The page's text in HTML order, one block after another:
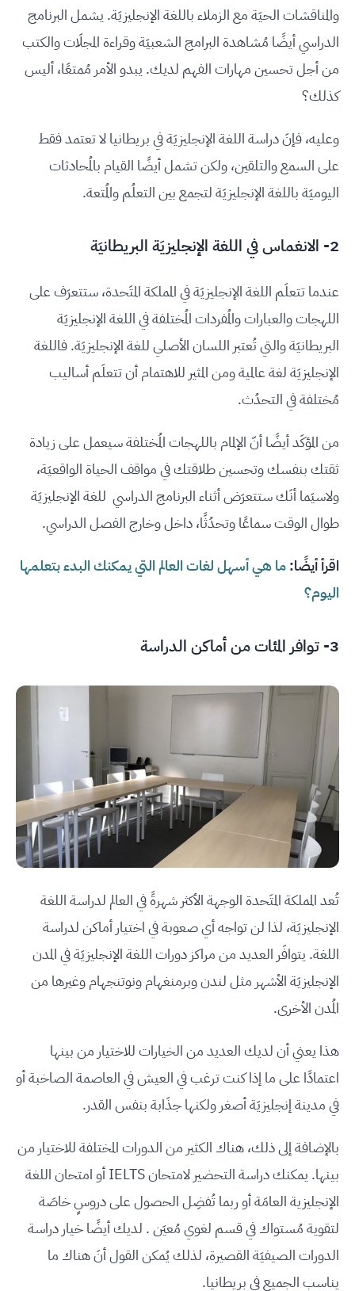
والمناقشات الحيَة مع الزملاء باللغة الإنجليزيَة. يشمل البرنامج
الدراسي أيضًا مُشاهدة البرامج الشعبيَة وقراءة المجلَات والكتب
من أجل تحسين مهارات الفهم لديك. يبدو الأمر مُمتعًا، أليس
كذلك؟
وعليه، فإنَ دراسة اللغة الإنجليزيَة في بريطانيا لا تعتمد فقط
على السمع والتلقين، ولكن تشمل أيضًا القيام بالمُحادثات
اليوميَة باللغة الإنجليزيَة لتجمع بين التعلُم والمُتعة.
2- الانغماس في اللغة الإنجليزيَة البريطانيَة
عندما تتعلَم اللغة الإنجليزيَة في المملكة المتَحدة، ستتعرَف على
اللهجات والعبارات والمُفردات المُختلفة في اللغة الإنجليزيَة
البريطانيَة والتي تُعتبر اللسان الأصلي للغة الإنجليزيَة. فاللغة
الإنجليزيَة لغة عالمية ومن المثير للاهتمام أن تتعلَم أساليب
مُختلفة في التحدُث.
من المؤكَد أيضًا أنّ الإلمام باللهجات المُختلفة سيعمل على زيادة
ثقتك بنفسك وتحسين طلاقتك في مواقف الحياة الواقعيَة،
ولاسيَما أنَك ستتعرَض أثناء البرنامج الدراسي للغة الإنجليزيَة
طوال الوقت سماعًا وتحدُثًا، داخل وخارج الفصل الدراسي.
اقرأ أيضًا:ما هي أسهل لغات العالم التي يمكنك البدء بتعلمها
اليوم؟
3- توافر المئات من أماكن الدراسة
تُعد المملكة المتَحدة الوجهة الأكثر شهرةً في العالم لدراسة اللغة
الإنجليزيَة، لذا لن تواجه أي صعوبة في اختيار أماكن لدراسة
اللغة. يتوافَر العديد من مراكز دورات اللغة الإنجليزيَة في المدن
الإنجليزيَة الأشهر مثل لندن وبرمنغهام ونوتنجهام وغيرها من
المُدن الأخرى.
هذا يعني أن لديك العديد من الخيارات للاختيار من بينها
اعتمادًا على ما إذا كنت ترغب في العيش في العاصمة الصاخبة أو
في مدينة إنجليزيَة أصغر ولكنها جذَابة بنفس القدر.
بالإضافة إلى ذلك، هناك الكثير من الدورات المختلفة للاختيار من
بينها. يمكنك دراسة التحضير لامتحان IELTS أو امتحان اللغة
الإنجليزية العامَة أو ربما تُفضِل الحصول على دروسٍ خاصَة
لتقوية مُستواك في قسم لغوي مُعيَن . لديك أيضًا خيار دراسة
الدورات الصيفيَة القصيرة، لذلك يُمكن القول أنَ هناك ما
يناسب الجميع في بريطانيا.